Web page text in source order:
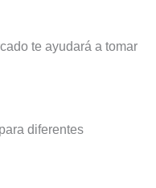
te ayudará a tomar
diferentes